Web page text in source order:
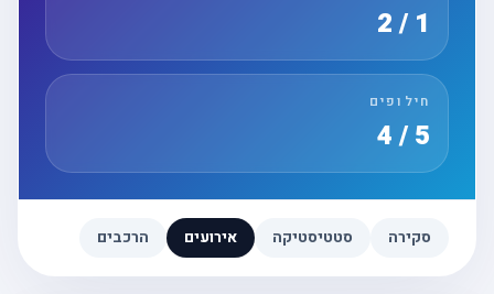
חילופים
סקירה סטטיסטיקה אירועים הרכבים